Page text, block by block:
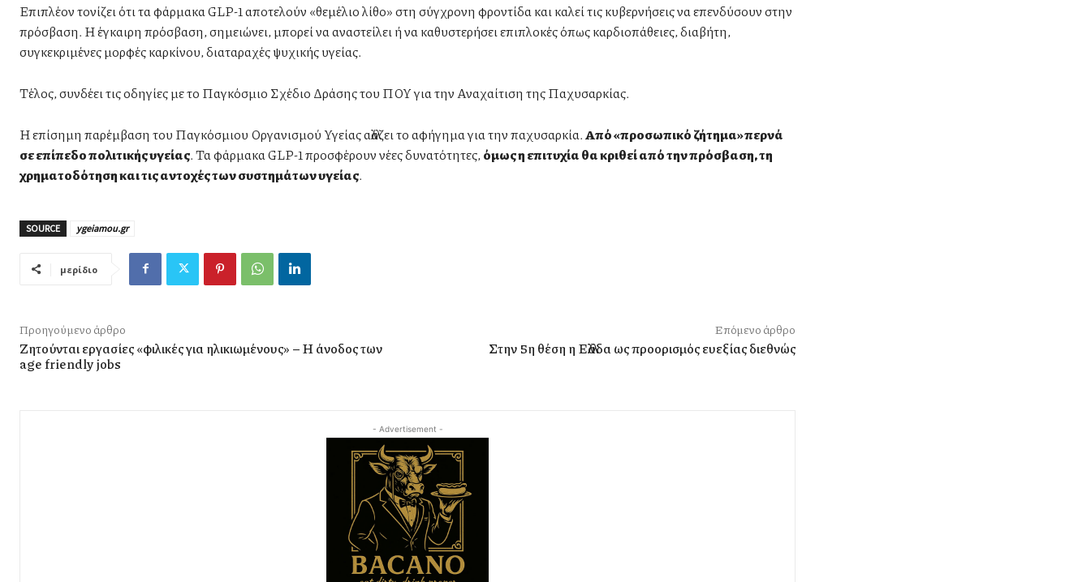
Επιπλέον τονίζει ότι τα φάρμακα GLP-1 αποτελούν «θεμέλιο λίθο» στη σύγχρονη φροντίδα και καλεί τις κυβερνήσεις να επενδύσουν στην
πρόσβαση. Η έγκαιρη πρόσβαση, σημειώνει, μπορεί να αναστείλει ή να καθυστερήσει επιπλοκές όπως καρδιοπάθειες, διαβήτη,
συγκεκριμένες μορφές καρκίνου, διαταραχές ψυχικής υγείας.
Τέλος, συνδέει τις οδηγίες με το Παγκόσμιο Σχέδιο Δράσης του ΠΟΥ για την Αναχαίτιση της Παχυσαρκίας.
Η επίσημη παρέμβαση του Παγκόσμιου Οργανισμού Υγείας αλλάζει το αφήγημα για την παχυσαρκία.Από «προσωπικό ζήτημα» περνά
σε επίπεδο πολιτικής υγείας. Τα φάρμακα GLP-1 προσφέρουν νέες δυνατότητες, όμως η επιτυχία θα κριθεί από την πρόσβαση, τη
χρηματοδότηση και τις αντοχές των συστημάτων υγείας.
SOURCE ygeiamou.gr
μερίδιο
Προηγούμενο άρθρο
Ζητούνται εργασίες «φιλικές για ηλικιωμένους» – Η άνοδος των
age friendly jobs
Επόμενο άρθρο
Στην 5η θέση η Ελλάδα ως προορισμός ευεξίας διεθνώς
- Advertisement -